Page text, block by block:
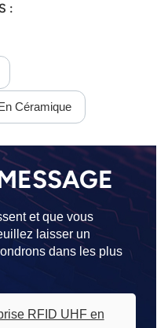
:
Céramique
et que vous
laisser un
dans les plus
RFID UHF en